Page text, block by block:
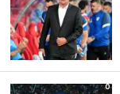
0